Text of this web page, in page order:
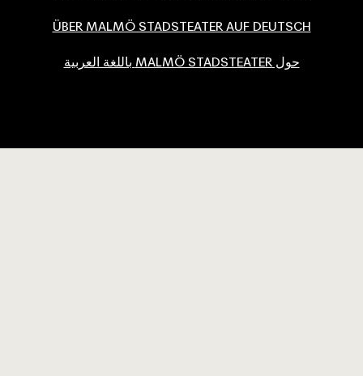
ÜBER MALMÖ STADSTEATER AUF DEUTSCH
حول MALMÖ STADSTEATER باللغة العربية